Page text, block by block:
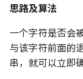
思路及算法
一个字符是否会
与该字符前面的
串，就可以立即